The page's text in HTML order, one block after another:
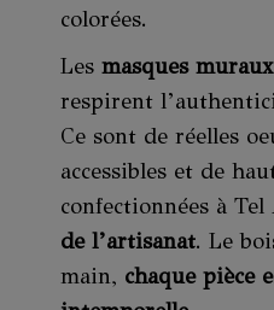
colorées.
Lesmasques muraux
respirent
Ce sont de réelles
accessibles et de
confectionnées à
de l’artisanat. Le
main, chaque pièce